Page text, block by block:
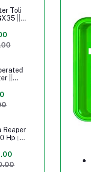
Toli
||
in
||
24V
Reaper
Hp।
Hp
Machine